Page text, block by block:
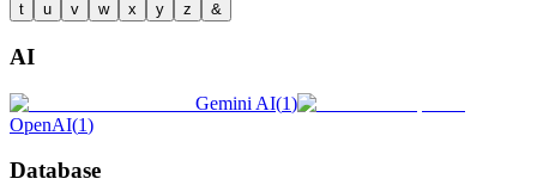
t
u v w x y z &
AI
Gemini AI(1)
OpenAI(1)
Database